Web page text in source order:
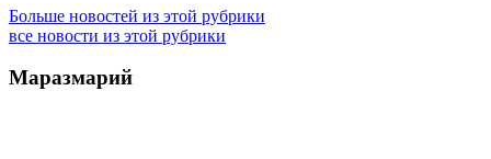
Больше новостей из этой рубрики
все новости из этой рубрики
Маразмарий